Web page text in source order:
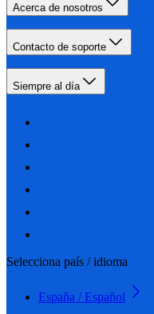
Acerca de nosotros
Contacto de soporte
Siempre al día
Selecciona país / idioma
España / Español